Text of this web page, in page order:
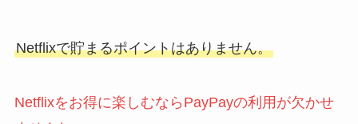
Netflixで貯まるポイントはありません。
Netflixをお得に楽しむならPayPayの利用が欠かせ